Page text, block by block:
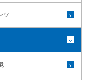
ツ